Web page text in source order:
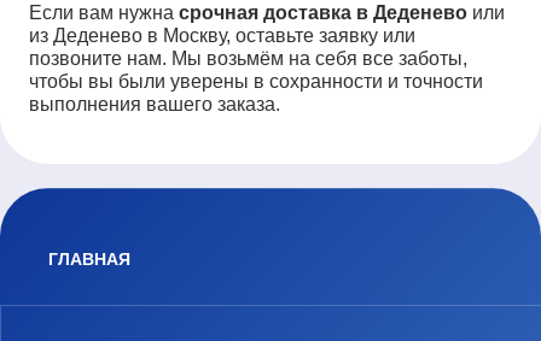
Если вам нужна срочная доставка в Деденево или
из Деденево в Москву, оставьте заявку или
позвоните нам. Мы возьмём на себя все заботы,
чтобы вы были уверены в сохранности и точности
выполнения вашего заказа.
ГЛАВНАЯ